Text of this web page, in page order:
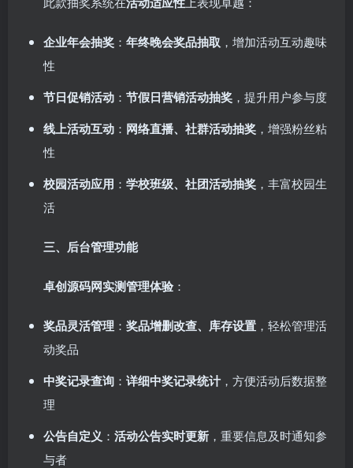
企业年会抽奖 ： 年终晚会奖品抽取 ，增加活动互动趣味
性
节日促销活动 ： 节假日营销活动抽奖 ，提升用户参与度
线上活动互动 ： 网络直播、社群活动抽奖 ，增强粉丝粘
性
校园活动应用 ： 学校班级、社团活动抽奖 ，丰富校园生
活
三、后台管理功能
卓创源码网实测管理体验：
奖品灵活管理 ： 奖品增删改查、库存设置 ，轻松管理活
动奖品
中奖记录查询 ： 详细中奖记录统计，方便活动后数据整
理
公告自定义 ： 活动公告实时更新 ，重要信息及时通知参
与者